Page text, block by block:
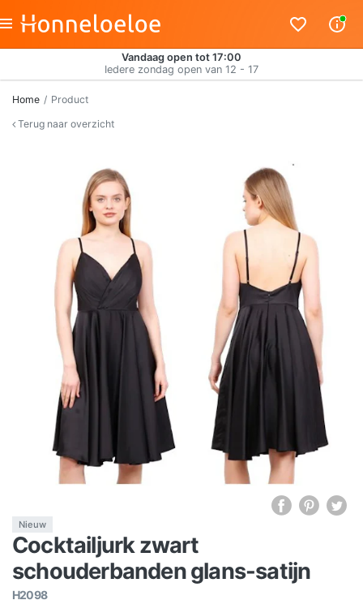
Vandaag open tot 17:00
Iedere zondag open van 12 - 17
Home
Product
Terug naar overzicht
Nieuw
Cocktailjurk zwart
schouderbanden glans-satijn
H2098